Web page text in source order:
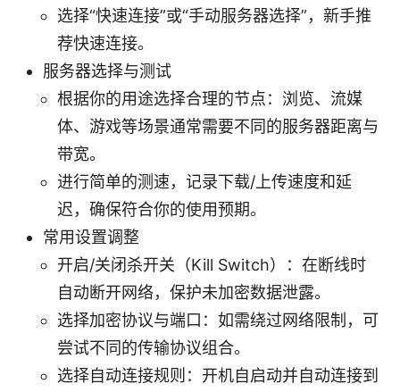
选择“快速连接”或“手动服务器选择”，新手推
荐快速连接。
服务器选择与测试
根据你的用途选择合理的节点：浏览、流媒
体、游戏等场景通常需要不同的服务器距离与
带宽。
进行简单的测速，记录下载/上传速度和延
迟，确保符合你的使用预期。
常用设置调整
开启/关闭杀开关（Kill Switch）：在断线时
自动断开网络，保护未加密数据泄露。
选择加密协议与端口：如需绕过网络限制，可
尝试不同的传输协议组合。
选择自动连接规则：开机自启动并自动连接到